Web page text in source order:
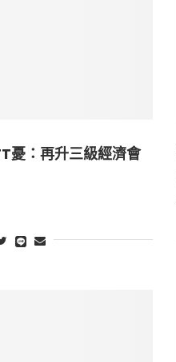
：再升三級經濟會